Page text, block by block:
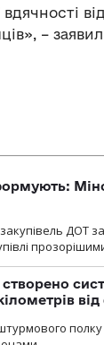
вдячності
–
ДОТ
створено